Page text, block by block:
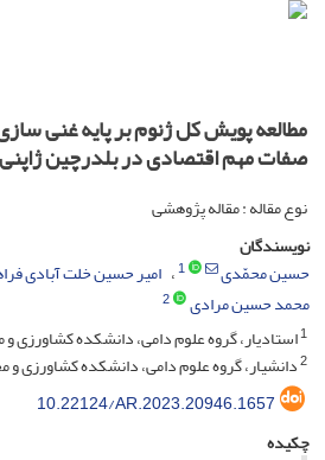
مطالعه پویش کل ژنوم بر پایه غنی
صفات مهم اقتصادی در بلدرچین ژاپنی
نوع مقاله : مقاله پژوهشی
نویسندگان
حسین محمّدی
1 امیر حسین خلت آبادی
محمد حسین مرادی
2
1استادیار، گروه علوم دامی، دانشکده کشاورزی
2دانشیار، گروه علوم دامی، دانشکده کشاورزی
10.22124/AR.2023.20946.1657
چکیده